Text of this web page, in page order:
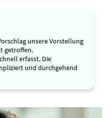
unsere Vorstellung
getroffen.
erfasst. Die
und durchgehend